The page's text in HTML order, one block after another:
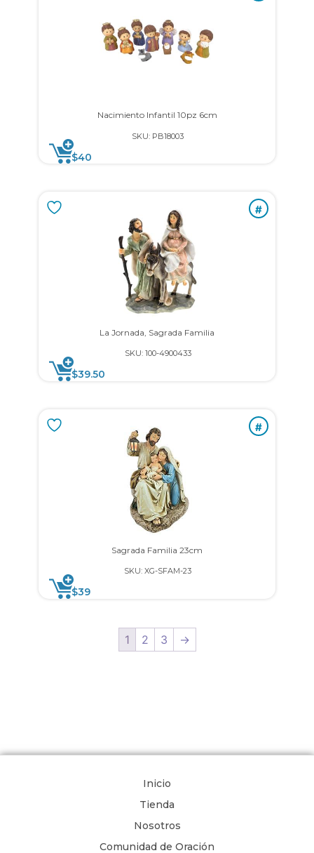
Nacimiento Infantil 10pz 6cm
SKU: PB18003
$40
#
La Jornada, Sagrada Familia
SKU: 100-4900433
$39.50
#
Sagrada Familia 23cm
SKU: XG-SFAM-23
$39
1 2 3 →
Inicio
Tienda
Nosotros
Comunidad de Oración